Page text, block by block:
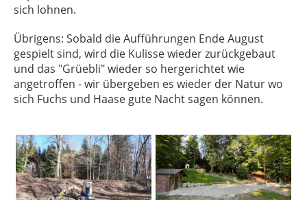
sich lohnen.
Übrigens: Sobald die Aufführungen Ende August
gespielt sind, wird die Kulisse wieder zurückgebaut
und das "Grüebli" wieder so hergerichtet wie
angetroffen - wir übergeben es wieder der Natur wo
sich Fuchs und Haase gute Nacht sagen können.